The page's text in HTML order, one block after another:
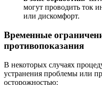
могут проводить ток
или дискомфорт.
Временные
противопоказания
В некоторых случаях
устранения проблемы или
осторожностью: